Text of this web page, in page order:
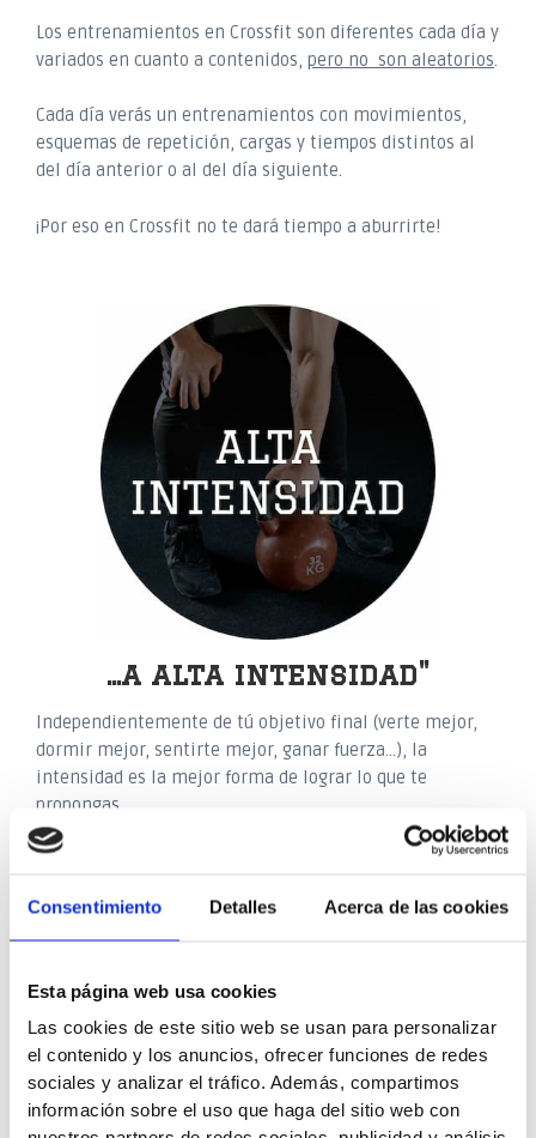
Consentimiento Detalles Acerca de las cookies
Esta página web usa cookies
Las cookies de este sitio web se usan para personalizar
el contenido y los anuncios, ofrecer funciones de redes
sociales y analizar el tráfico. Además, compartimos
información sobre el uso que haga del sitio web con
Los entrenamientos en Crossfit son diferentes cada día y
variados en cuanto a contenidos, pero no son aleatorios.
Cada día verás un entrenamientos con movimientos,
esquemas de repetición, cargas y tiempos distintos al
del día anterior o al del día siguiente.
¡Por eso en Crossfit no te dará tiempo a aburrirte!
...a alta intensidad"
Independientemente de tú objetivo final (verte mejor,
dormir mejor, sentirte mejor, ganar fuerza…), la
intensidad es la mejor forma de lograr lo que te
propongas.
La intensidad es relativa y depende de cada persona, por
de tu capacidad física y mental.
pero además el crossfit
también es...